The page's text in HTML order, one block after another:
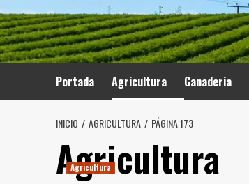
Portada Agricultura Ganaderia
INICIO AGRICULTURA PÁGINA 173
Agricultura
Agricultura